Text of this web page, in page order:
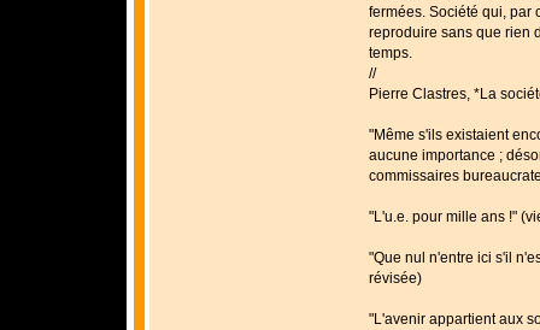
fermées. Société qui, par
reproduire sans que rien
temps.
//
Pierre Clastres, *La
"Même s'ils existaient
aucune importance ;
commissaires
"L'u.e. pour mille ans !"
"Que nul n'entre ici s'il
révisée)
"L'avenir appartient aux